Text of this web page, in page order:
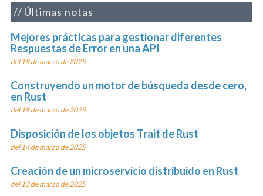
Últimas notas
Mejores prácticas para gestionar diferentes
Respuestas de Error en una API
del 18 de marzo de 2025
Construyendo un motor de búsqueda desde cero,
en Rust
del 18 de marzo de 2025
Disposición de los objetos Trait de Rust
del 14 de marzo de 2025
Creación de un microservicio distribuido en Rust
del 13 de marzo de 2025